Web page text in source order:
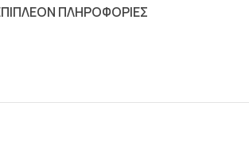
ΠΛΗΡΟΦΟΡΙΕΣ